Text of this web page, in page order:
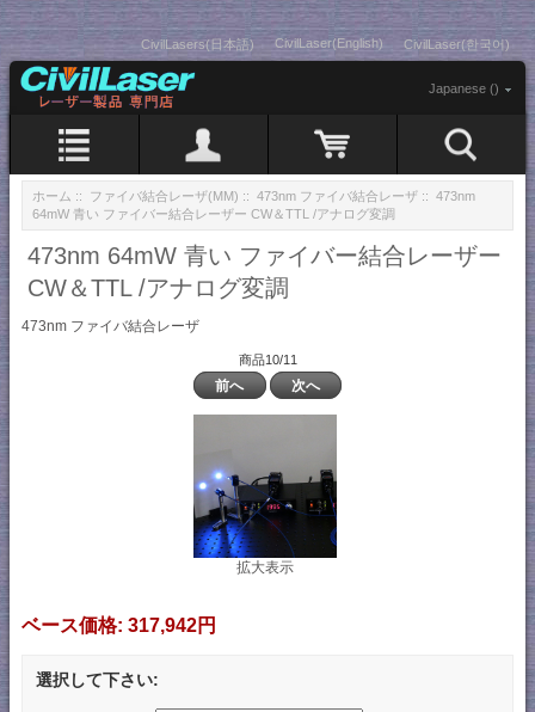
CivilLasers(日本語) CivilLaser(English) CivilLaser(한국어)
Japanese ()
ホーム :: ファイバ結合レーザ(MM) :: 473nm ファイバ結合レーザ :: 473nm
64mW 青い ファイバー結合レーザー CW＆TTL /アナログ変調
473nm 64mW 青い ファイバー結合レーザー
CW＆TTL /アナログ変調
473nm ファイバ結合レーザ
商品10/11
前へ 次へ
拡大表示
ベース価格: 317,942円
選択して下さい: